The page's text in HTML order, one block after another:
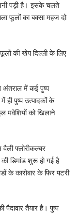
पड़ी है। इसके चलते
फूलों का बक्सा महज दो
की खेप दिल्ली के लिए
में कई पुष्प
पुष्प उत्पादकों के
मवेशियों को खिलाने
फ्लोरीकल्चर
डिमांड शुरू हो गई है
के कारोबार के फिर पटरी
तैयार है। पुष्प